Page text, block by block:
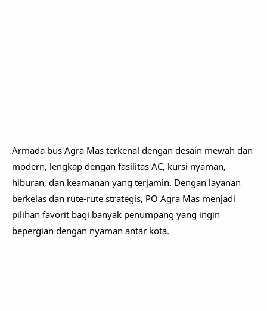
Armada bus Agra Mas terkenal dengan desain mewah dan
modern, lengkap dengan fasilitas AC, kursi nyaman,
hiburan, dan keamanan yang terjamin. Dengan layanan
berkelas dan rute-rute strategis, PO Agra Mas menjadi
pilihan favorit bagi banyak penumpang yang ingin
bepergian dengan nyaman antar kota.